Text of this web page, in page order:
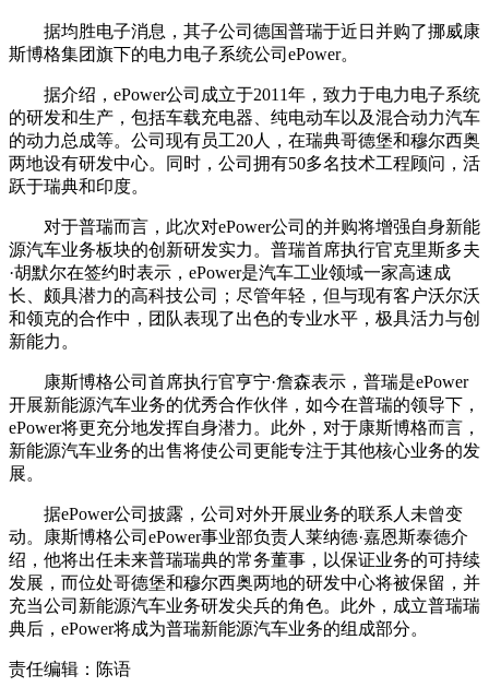
据均胜电子消息，其子公司德国普瑞于近日并购了挪威康
斯博格集团旗下的电力电子系统公司ePower。
据介绍，ePower公司成立于2011年，致力于电力电子系统
的研发和生产，包括车载充电器、纯电动车以及混合动力汽车
的动力总成等。公司现有员工20人，在瑞典哥德堡和穆尔西奥
两地设有研发中心。同时，公司拥有50多名技术工程顾问，活
跃于瑞典和印度。
对于普瑞而言，此次对ePower公司的并购将增强自身新能
源汽车业务板块的创新研发实力。普瑞首席执行官克里斯多夫
·胡默尔在签约时表示，ePower是汽车工业领域一家高速成
长、颇具潜力的高科技公司；尽管年轻，但与现有客户沃尔沃
和领克的合作中，团队表现了出色的专业水平，极具活力与创
新能力。
康斯博格公司首席执行官亨宁·詹森表示，普瑞是ePower
开展新能源汽车业务的优秀合作伙伴，如今在普瑞的领导下，
ePower将更充分地发挥自身潜力。此外，对于康斯博格而言，
新能源汽车业务的出售将使公司更能专注于其他核心业务的发
展。
据ePower公司披露，公司对外开展业务的联系人未曾变
动。康斯博格公司ePower事业部负责人莱纳德·嘉恩斯泰德介
绍，他将出任未来普瑞瑞典的常务董事，以保证业务的可持续
发展，而位处哥德堡和穆尔西奥两地的研发中心将被保留，并
充当公司新能源汽车业务研发尖兵的角色。此外，成立普瑞瑞
典后，ePower将成为普瑞新能源汽车业务的组成部分。
责任编辑：陈语